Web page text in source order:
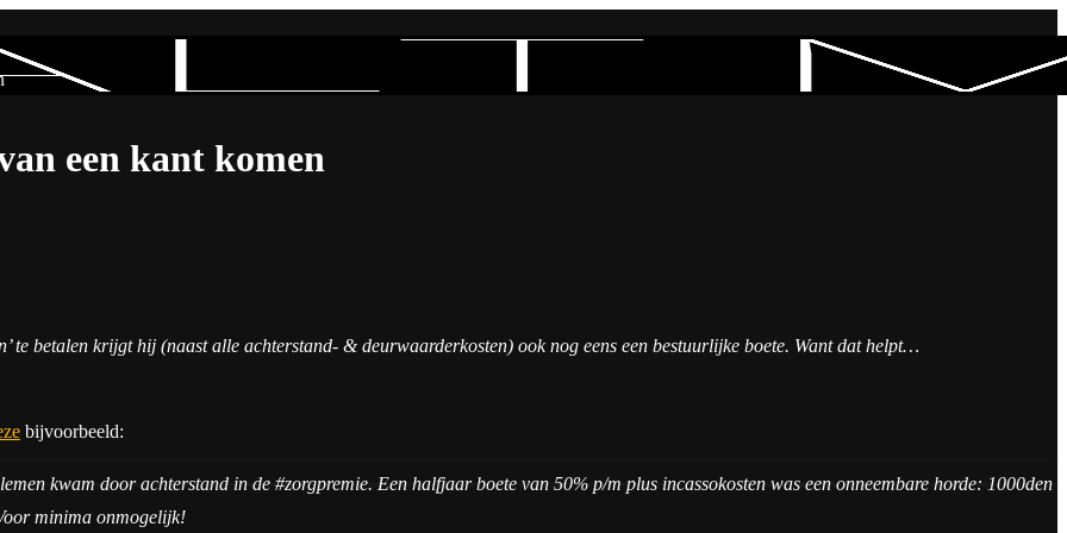
een kant komen
te betalen krijgt hij (naast alle achterstand- & deurwaarderkosten) ook nog eens een bestuurlijke boete. Want dat helpt…
bijvoorbeeld:
kwam door achterstand in de #zorgpremie. Een halfjaar boete van 50% p/m plus incassokosten was een onneembare horde: 1000den
minima onmogelijk!